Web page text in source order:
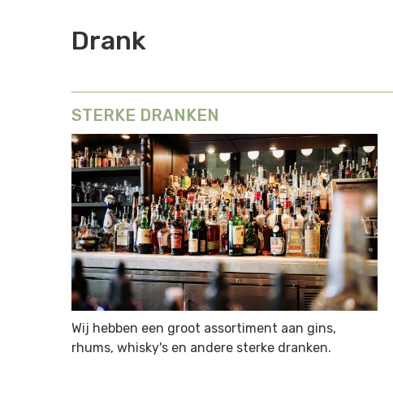
Drank
STERKE DRANKEN
Wij hebben een groot assortiment aan gins,
rhums, whisky's en andere sterke dranken.